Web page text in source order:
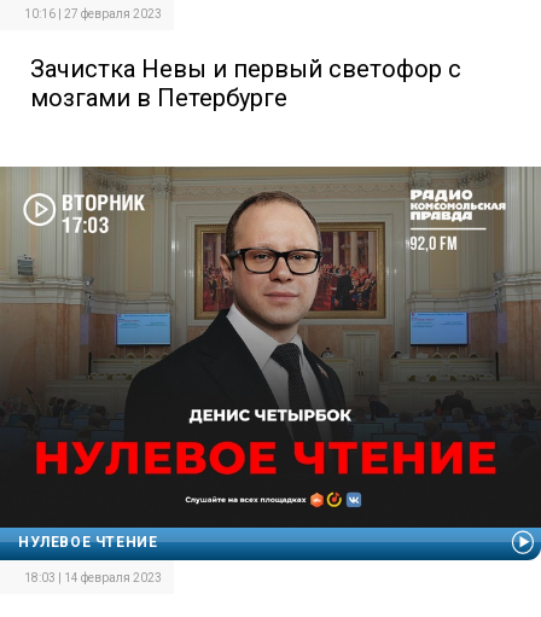
10:16 | 27 февраля 2023
Зачистка Невы и первый светофор с
мозгами в Петербурге
НУЛЕВОЕ ЧТЕНИЕ
18:03 | 14 февраля 2023